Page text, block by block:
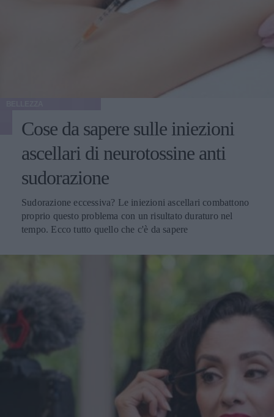
Cose da sapere sulle iniezioni
ascellari di neurotossine anti
sudorazione
Sudorazione eccessiva? Le iniezioni ascellari combattono
proprio questo problema con un risultato duraturo nel
tempo. Ecco tutto quello che c'è da sapere